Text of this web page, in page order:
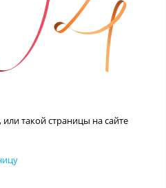
такой страницы на сайте